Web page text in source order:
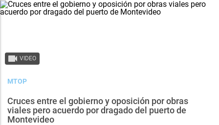
VIDEO
MTOP
Cruces entre el gobierno y oposición por obras
viales pero acuerdo por dragado del puerto de
Montevideo